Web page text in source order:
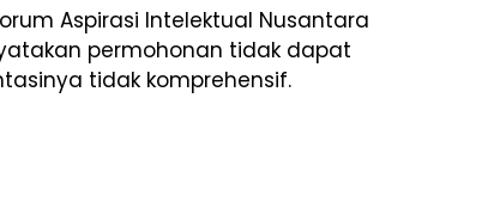
Aspirasi Intelektual Nusantara
permohonan tidak dapat
tidak komprehensif.